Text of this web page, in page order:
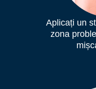
Aplicați un
zona